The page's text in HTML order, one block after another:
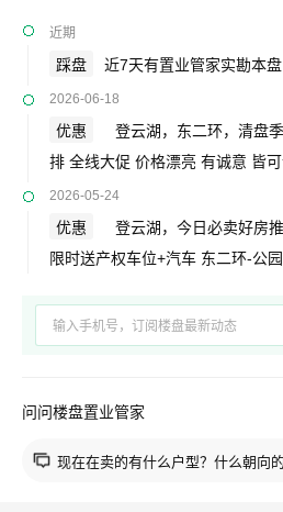
近期
踩盘 近7天有置业管家实勘本盘
2026-06-18
优惠
登云湖，东二环，清盘
排 全线大促 价格漂亮 有诚意 皆
双重buff
2026-05-24
优惠
登云湖，今日必卖好房
限时送产权车位+汽车 东二环-公
问问楼盘置业管家
现在在卖的有什么户型？什么朝向的